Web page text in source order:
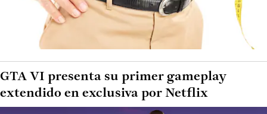
GTA VI presenta su primer gameplay
extendido en exclusiva por Netflix